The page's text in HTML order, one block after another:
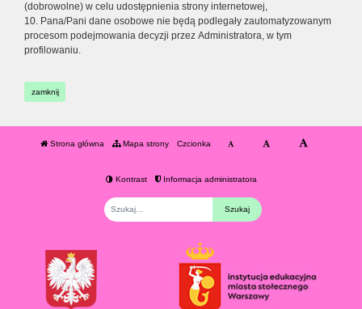
(dobrowolne) w celu udostępnienia strony internetowej,
10. Pana/Pani dane osobowe nie będą podlegały zautomatyzowanym
procesom podejmowania decyzji przez Administratora, w tym
profilowaniu.
zamknij
Strona główna Mapa strony Czcionka
Kontrast Informacja administratora
Fraza